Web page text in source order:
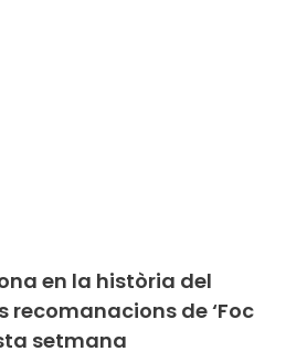
en la història del
recomanacions de ‘Foc
setmana